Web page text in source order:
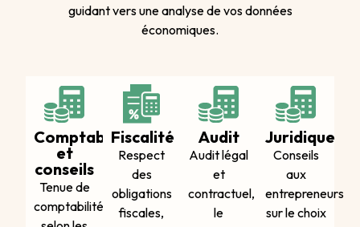
guidant vers une analyse de vos données
économiques.
Comptabilité
et
conseils
Tenue de
comptabilité
Fiscalité
Respect
des
obligations
fiscales,
Audit
Audit légal
et
contractuel,
le
Juridique
Conseils
aux
entrepreneurs
sur le choix